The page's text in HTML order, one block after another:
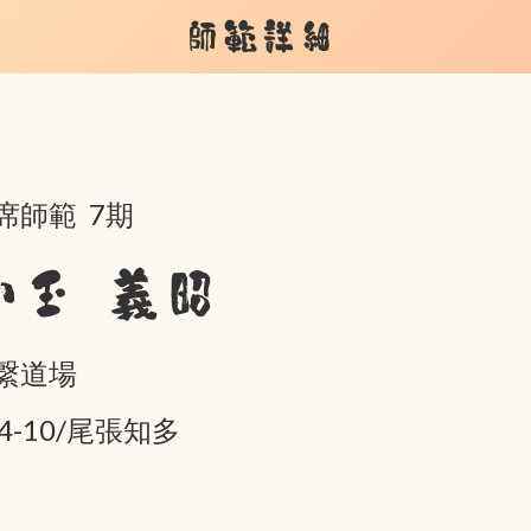
師範詳細
師範 7期
玉 義昭
道場
10/尾張知多